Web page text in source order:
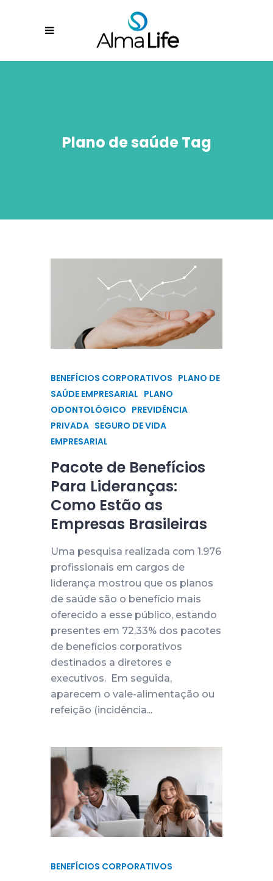
Plano de saúde Tag
BENEFÍCIOS CORPORATIVOS PLANO DE
SAÚDE EMPRESARIAL PLANO
ODONTOLÓGICO PREVIDÊNCIA
PRIVADA SEGURO DE VIDA
EMPRESARIAL
Pacote de Benefícios
Para Lideranças:
Como Estão as
Empresas Brasileiras
Uma pesquisa realizada com 1.976
profissionais em cargos de
liderança mostrou que os planos
de saúde são o benefício mais
oferecido a esse público, estando
presentes em 72,33% dos pacotes
de benefícios corporativos
destinados a diretores e
executivos. Em seguida,
aparecem o vale-alimentação ou
refeição (incidência...
BENEFÍCIOS CORPORATIVOS